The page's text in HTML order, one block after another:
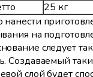
25 кг
на
следует
Создаваемый
слой будет